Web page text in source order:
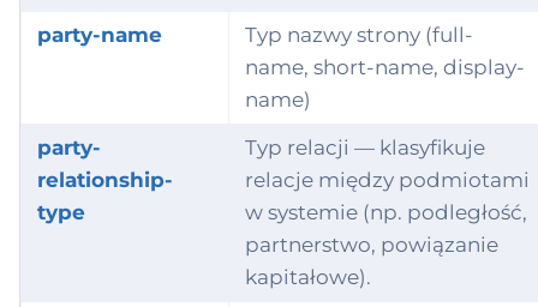
party-name
Typ nazwy strony (full-
name, short-name, display-
name)
party-
relationship-
type
Typ relacji — klasyfikuje
relacje między podmiotami
w systemie (np. podległość,
partnerstwo, powiązanie
kapitałowe).